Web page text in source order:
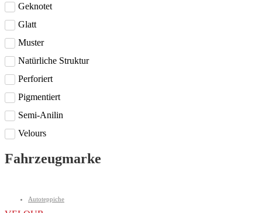
Geknotet
Glatt
Muster
Natürliche Struktur
Perforiert
Pigmentiert
Semi-Anilin
Velours
Fahrzeugmarke
Autoteppiche